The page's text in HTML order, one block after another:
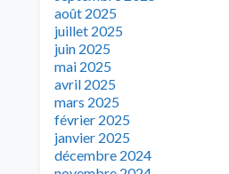
août 2025
juillet 2025
juin 2025
mai 2025
avril 2025
mars 2025
février 2025
janvier 2025
décembre 2024